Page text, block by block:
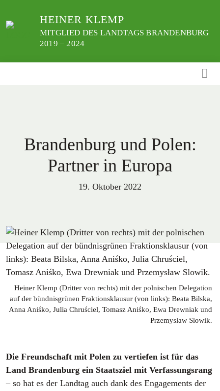
zum
HEINER KLEMP
MITGLIED DES LANDTAGS BRANDENBURG
2019 – 2024
Brandenburg und Polen:
Partner in Europa
19. Oktober 2022
Heiner Klemp (Dritter von rechts) mit der polnischen Delegation
auf der bündnisgrünen Fraktionsklausur (von links): Beata Bilska,
Anna Aniśko, Julia Chruściel, Tomasz Aniśko, Ewa Drewniak und
Przemysław Slowik.
Die Freundschaft mit Polen zu vertiefen ist für das
Land Brandenburg ein Staatsziel mit Verfassungsrang
– so hat es der Landtag auch dank des Engagements der